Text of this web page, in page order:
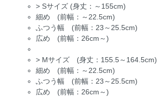
> Sサイズ (身丈：～155cm)
細め (前幅：～22.5cm)
ふつう幅 (前幅：23～25.5cm)
広め (前幅：26cm～)
> Mサイズ (身丈：155.5～164.5cm)
細め (前幅：～22.5cm)
ふつう幅 (前幅：23～25.5cm)
広め (前幅：26cm～)